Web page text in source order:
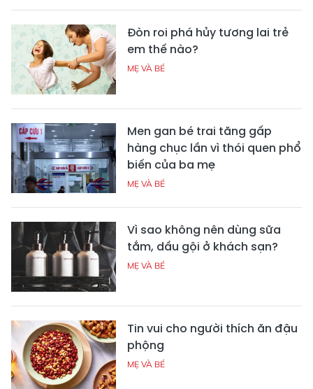
Đòn roi phá hủy tương lai trẻ
em thế nào?
MẸ VÀ BÉ
Men gan bé trai tăng gấp
hàng chục lần vì thói quen phổ
biến của ba mẹ
MẸ VÀ BÉ
Vì sao không nên dùng sữa
tắm, dầu gội ở khách sạn?
MẸ VÀ BÉ
Tin vui cho người thích ăn đậu
phộng
MẸ VÀ BÉ